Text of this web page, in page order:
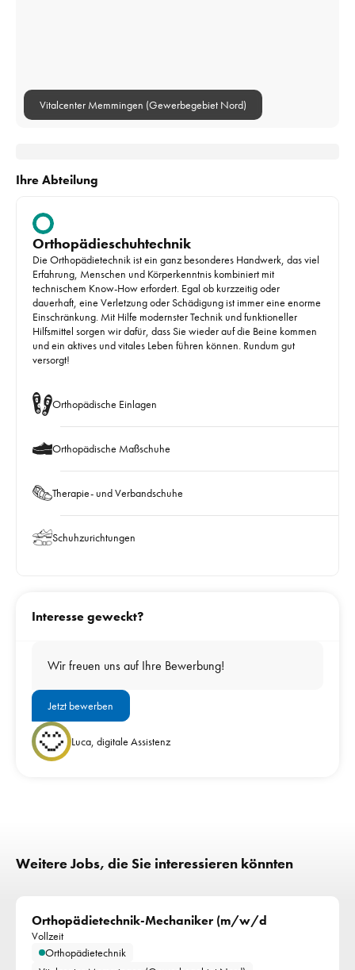
Vitalcenter Memmingen (Gewerbegebiet Nord)
Ihre Abteilung
Orthopädieschuhtechnik
Die Orthopädietechnik ist ein ganz besonderes Handwerk, das viel
Erfahrung, Menschen und Körperkenntnis kombiniert mit
technischem Know-How erfordert. Egal ob kurzzeitig oder
dauerhaft, eine Verletzung oder Schädigung ist immer eine enorme
Einschränkung. Mit Hilfe modernster Technik und funktioneller
Hilfsmittel sorgen wir dafür, dass Sie wieder auf die Beine kommen
und ein aktives und vitales Leben führen können. Rundum gut
versorgt!
Orthopädische Einlagen
Orthopädische Maßschuhe
Therapie- und Verbandschuhe
Schuhzurichtungen
Interesse geweckt?
Wir freuen uns auf Ihre Bewerbung!
Jetzt bewerben
Luca, digitale Assistenz
Weitere Jobs, die Sie interessieren könnten
Orthopädietechnik-Mechaniker (m/w/d
Vollzeit
Orthopädietechnik